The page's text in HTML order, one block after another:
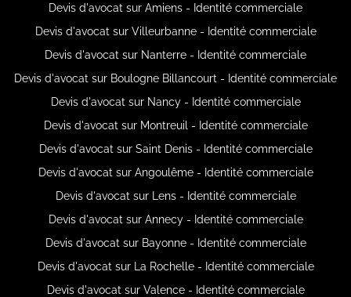
Devis d'avocat sur Amiens - Identité commerciale
Devis d'avocat sur Villeurbanne - Identité commerciale
Devis d'avocat sur Nanterre - Identité commerciale
Devis d'avocat sur Boulogne Billancourt - Identité commerciale
Devis d'avocat sur Nancy - Identité commerciale
Devis d'avocat sur Montreuil - Identité commerciale
Devis d'avocat sur Saint Denis - Identité commerciale
Devis d'avocat sur Angoulême - Identité commerciale
Devis d'avocat sur Lens - Identité commerciale
Devis d'avocat sur Annecy - Identité commerciale
Devis d'avocat sur Bayonne - Identité commerciale
Devis d'avocat sur La Rochelle - Identité commerciale
Devis d'avocat sur Valence - Identité commerciale